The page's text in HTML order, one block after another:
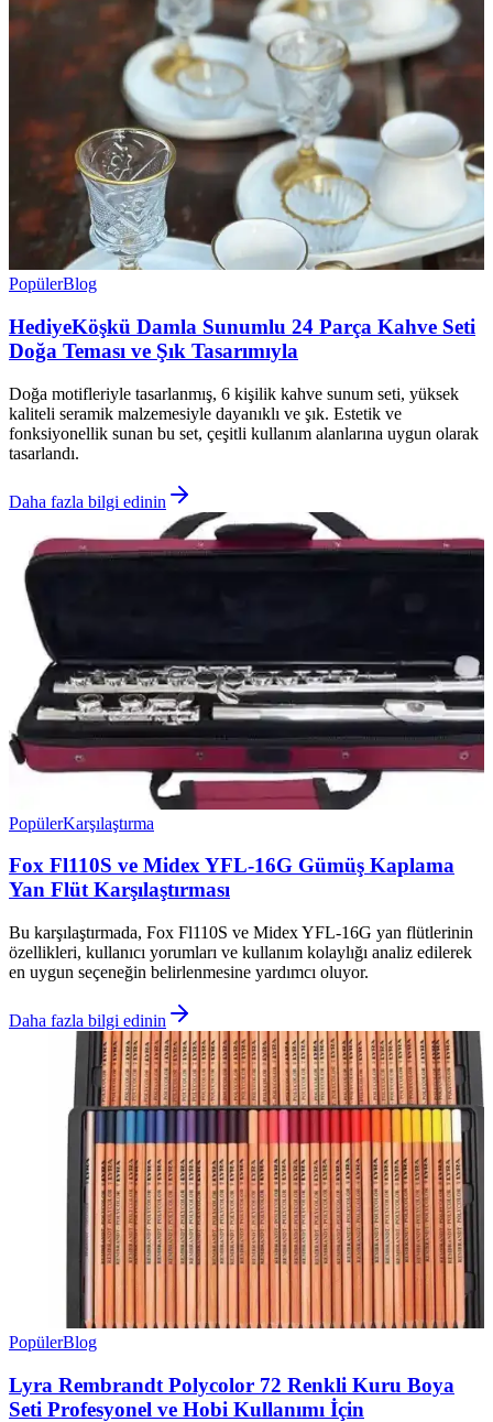
PopülerBlog
HediyeKöşkü Damla Sunumlu 24 Parça Kahve Seti
Doğa Teması ve Şık Tasarımıyla
Doğa motifleriyle tasarlanmış, 6 kişilik kahve sunum seti, yüksek
kaliteli seramik malzemesiyle dayanıklı ve şık. Estetik ve
fonksiyonellik sunan bu set, çeşitli kullanım alanlarına uygun olarak
tasarlandı.
Daha fazla bilgi edinin
PopülerKarşılaştırma
Fox Fl110S ve Midex YFL-16G Gümüş Kaplama
Yan Flüt Karşılaştırması
Bu karşılaştırmada, Fox Fl110S ve Midex YFL-16G yan flütlerinin
özellikleri, kullanıcı yorumları ve kullanım kolaylığı analiz edilerek
en uygun seçeneğin belirlenmesine yardımcı oluyor.
Daha fazla bilgi edinin
PopülerBlog
Lyra Rembrandt Polycolor 72 Renkli Kuru Boya
Seti Profesyonel ve Hobi Kullanımı İçin